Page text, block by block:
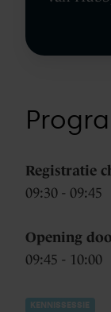
Registratie
09:30 - 09:45
Opening
09:45 - 10:00
KENNISSESSIE